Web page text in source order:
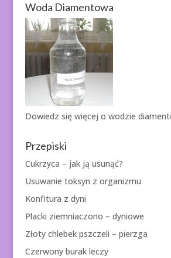
Woda Diamentowa
Dowiedz się więcej o wodzie
Przepiski
Cukrzyca – jak ją usunąć?
Usuwanie toksyn z organizmu
Konfitura z dyni
Placki ziemniaczono – dyniowe
Złoty chlebek pszczeli – pierzga
Czerwony burak leczy